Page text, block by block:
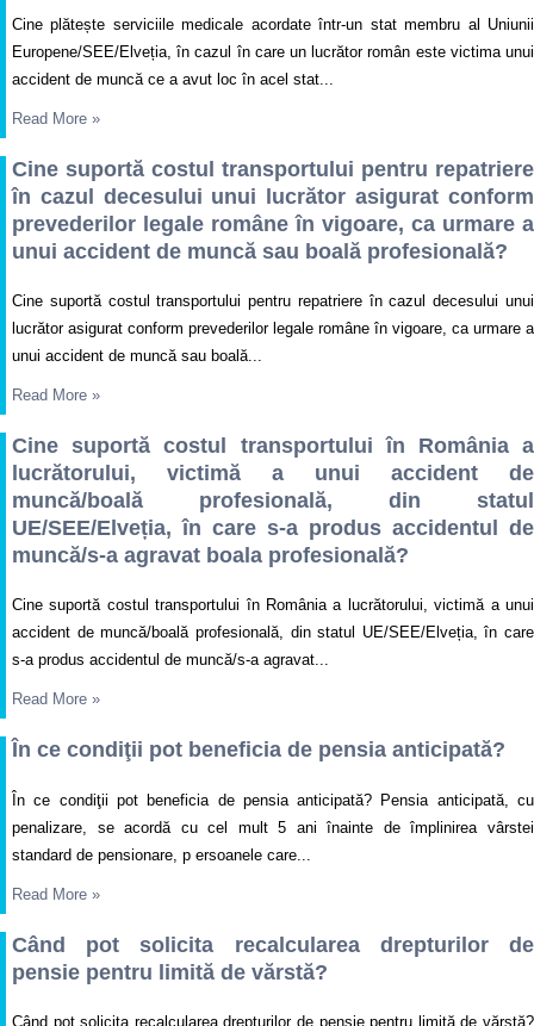
Cine plătește serviciile medicale acordate într-un stat membru al Uniunii
Europene/SEE/Elveția, în cazul în care un lucrător român este victima unui
accident de muncă ce a avut loc în acel stat...
Read More »
Cine suportă costul transportului pentru repatriere
în cazul decesului unui lucrător asigurat conform
prevederilor legale române în vigoare, ca urmare a
unui accident de muncă sau boală profesională?
Cine suportă costul transportului pentru repatriere în cazul decesului unui
lucrător asigurat conform prevederilor legale române în vigoare, ca urmare a
unui accident de muncă sau boală...
Read More »
Cine suportă costul transportului în România a
lucrătorului, victimă a unui accident de
muncă/boală profesională, din statul
UE/SEE/Elveția, în care s-a produs accidentul de
muncă/s-a agravat boala profesională?
Cine suportă costul transportului în România a lucrătorului, victimă a unui
accident de muncă/boală profesională, din statul UE/SEE/Elveția, în care
s-a produs accidentul de muncă/s-a agravat...
Read More »
În ce condiţii pot beneficia de pensia anticipată?
În ce condiţii pot beneficia de pensia anticipată? Pensia anticipată, cu
penalizare, se acordă cu cel mult 5 ani înainte de împlinirea vârstei
standard de pensionare, p ersoanele care...
Read More »
Când pot solicita recalcularea drepturilor de
pensie pentru limită de vărstă?
Când pot solicita recalcularea drepturilor de pensie pentru limită de vărstă?